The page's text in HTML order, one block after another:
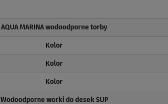
AQUA MARINA wodoodporne torby
Kolor
Kolor
Kolor
Wodoodporne worki do desek SUP